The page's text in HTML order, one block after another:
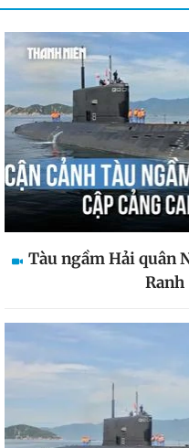
Tàu ngầm Hải quân
Ranh